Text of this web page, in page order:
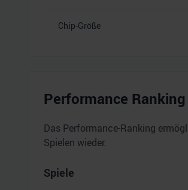
Chip-Größe
Performance Ranking
Das Performance-Ranking
Spielen wieder.
Spiele